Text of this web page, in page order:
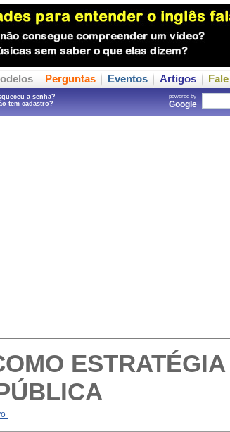
Perguntas Eventos Artigos
a senha?
tem cadastro?
powered by
Google